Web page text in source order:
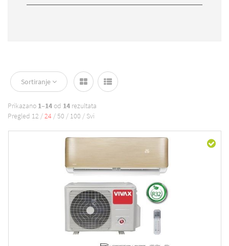
Sortiranje
Prikazano 1–14 od 14 rezultata
Pregled 12 /24 /50 / 100 / Svi